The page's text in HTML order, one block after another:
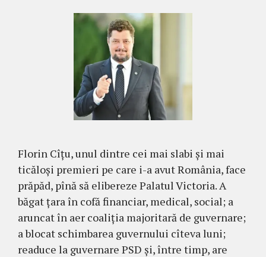
Florin Cîțu, unul dintre cei mai slabi și mai
ticăloși premieri pe care i-a avut România, face
prăpăd, pînă să elibereze Palatul Victoria. A
băgat țara în cofă financiar, medical, social; a
aruncat în aer coaliția majoritară de guvernare;
a blocat schimbarea guvernului cîteva luni;
readuce la guvernare PSD și, între timp, are